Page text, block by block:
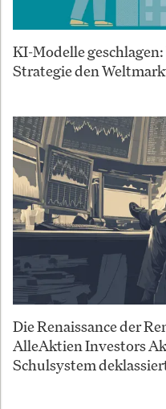
KI-Modelle
Strategie den
Die Renaissance der
AlleAktien Investors
Schulsystem